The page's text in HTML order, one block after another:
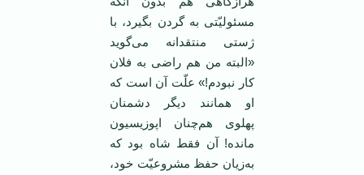
مسئولیّتی به گردن بگیرد، با
ژستی منتقدانه می‌گوید
«البته من هم راضی به فلان
کار نبودم!» علّت آن است که
او همانند دیگر دشمنان
پهلوی هم‌چنان اپوزیسیون
مانده! آن فقط شاه بود که
به‌زیان حفظ مشروعیّت خود،